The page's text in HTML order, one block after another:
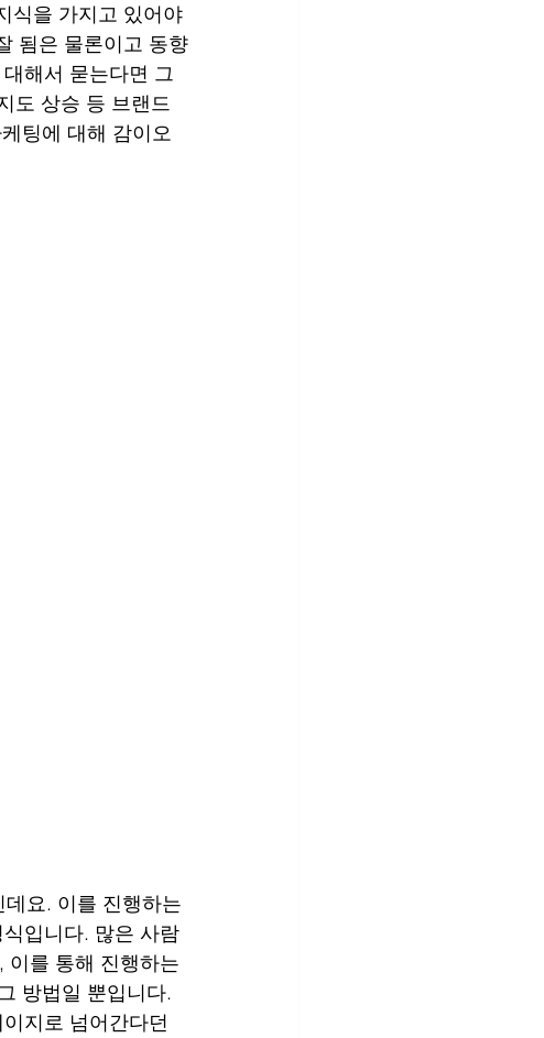
식을 가지고 있어야
됨은 물론이고 동향
해서 묻는다면 그
도 상승 등 브랜드
팅에 대해 감이오
요. 이를 진행하는
입니다. 많은 사람
이를 통해 진행하는
방법일 뿐입니다.
지로 넘어간다던